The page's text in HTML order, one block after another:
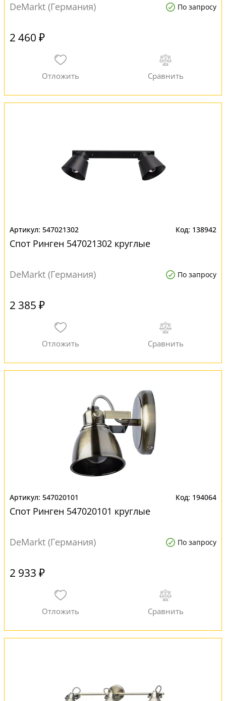
DeMarkt (Германия) По запросу
2 460 ₽
547021302 138942
Спот Ринген 547021302 круглые
DeMarkt (Германия) По запросу
2 385 ₽
547020101 194064
Спот Ринген 547020101 круглые
DeMarkt (Германия) По запросу
2 933 ₽